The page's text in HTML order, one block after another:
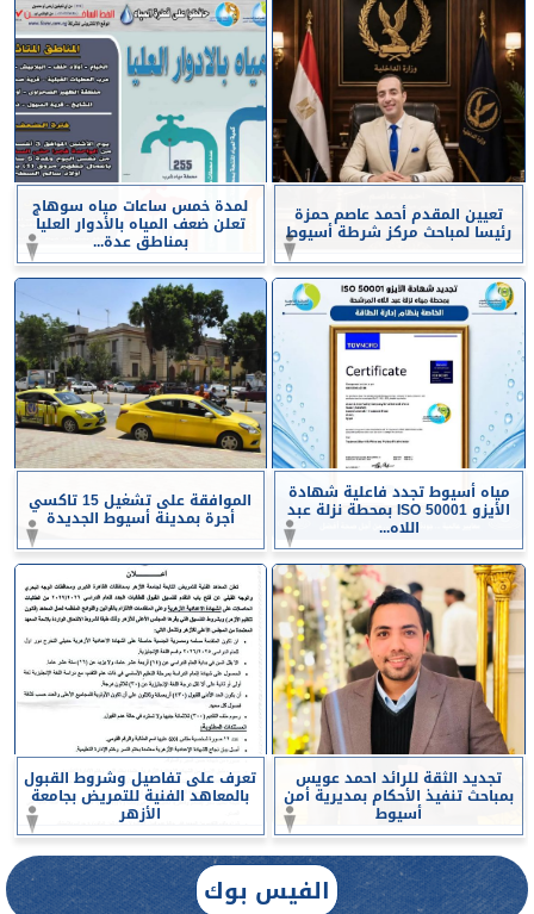
تعيين المقدم أحمد عاصم حمزة
رئيسا لمباحث مركز شرطة أسيوط
لمدة خمس ساعات مياه سوهاج
تعلن ضعف المياه بالأدوار العليا
بمناطق عدة...
مياه أسيوط تجدد فاعلية شهادة
الأيزو ISO 50001 بمحطة نزلة عبد
اللاه...
الموافقة على تشغيل 15 تاكسي
أجرة بمدينة أسيوط الجديدة
تجديد الثقة للرائد احمد عويس
بمباحث تنفيذ الأحكام بمديرية أمن
أسيوط
تعرف على تفاصيل وشروط القبول
بالمعاهد الفنية للتمريض بجامعة
الأزهر
الفيس بوك